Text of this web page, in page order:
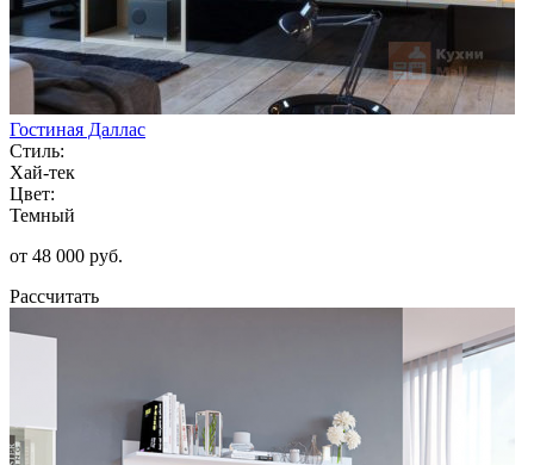
Гостиная Даллас
Стиль:
Хай-тек
Цвет:
Темный
от 48 000 руб.
Рассчитать